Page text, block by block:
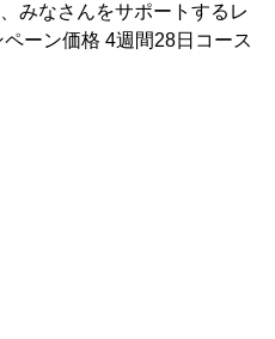
みなさんをサポートするレ
ーン価格 4週間28日コース